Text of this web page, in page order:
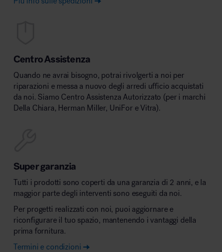
Centro Assistenza
Quando ne avrai bisogno, potrai rivolgerti a noi per
riparazioni e messa a nuovo degli arredi ufficio acquistati
da noi. Siamo Centro Assistenza Autorizzato (per i marchi
Della Chiara, Herman Miller, UniFor e Vitra).
Super garanzia
Tutti i prodotti sono coperti da una garanzia di 2 anni, e la
maggior parte degli interventi sono eseguiti da noi.
Per progetti realizzati con noi, puoi aggiornare e
riconfigurare il tuo spazio, mantenendo i vantaggi della
prima fornitura.
Termini e condizioni